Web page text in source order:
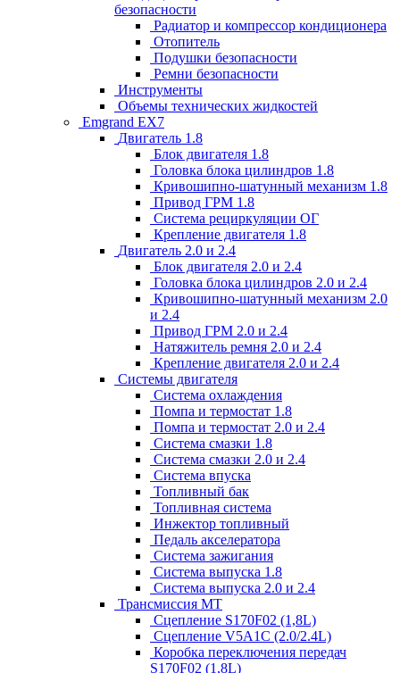
безопасности
Радиатор и компрессор кондиционера
Отопитель
Подушки безопасности
Ремни безопасности
Инструменты
Объемы технических жидкостей
Emgrand EX7
Двигатель 1.8
Блок двигателя 1.8
Головка блока цилиндров 1.8
Кривошипно-шатунный механизм 1.8
Привод ГРМ 1.8
Система рециркуляции ОГ
Крепление двигателя 1.8
Двигатель 2.0 и 2.4
Блок двигателя 2.0 и 2.4
Головка блока цилиндров 2.0 и 2.4
Кривошипно-шатунный механизм 2.0
и 2.4
Привод ГРМ 2.0 и 2.4
Натяжитель ремня 2.0 и 2.4
Крепление двигателя 2.0 и 2.4
Системы двигателя
Система охлаждения
Помпа и термостат 1.8
Помпа и термостат 2.0 и 2.4
Система смазки 1.8
Система смазки 2.0 и 2.4
Система впуска
Топливный бак
Топливная система
Инжектор топливный
Педаль акселератора
Система зажигания
Система выпуска 1.8
Система выпуска 2.0 и 2.4
Трансмиссия МТ
Сцепление S170F02 (1,8L)
Сцепление V5A1C (2.0/2.4L)
Коробка переключения передач
S170F02 (1,8L)